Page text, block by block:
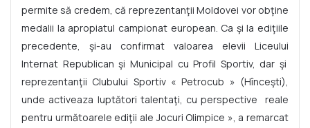
permite să credem, că reprezentanţii Moldovei vor obţine
medalii la apropiatul campionat european. Ca şi la ediţiile
precedente, şi-au confirmat valoarea elevii Liceului
Internat Republican şi Municipal cu Profil Sportiv, dar şi
reprezentanţii Clubului Sportiv « Petrocub » (Hînceşti),
unde activeaza luptători talentaţi, cu perspective reale
pentru următoarele ediţii ale Jocuri Olimpice », a remarcat